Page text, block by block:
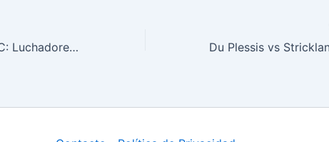
Noche Épica en UFC: Luchadores Destacan en Impactantes Combates